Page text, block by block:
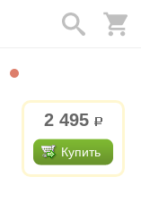
2 495 р.
Купить